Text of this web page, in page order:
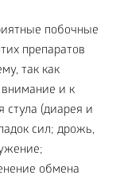
побочные
препаратов
так как
и к
стула (диарея и
сил; дрожь,
обмена